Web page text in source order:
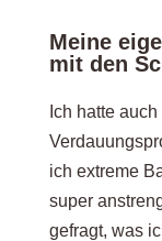
Meine
mit den
Ich hatte
ich extreme
super
gefragt, was